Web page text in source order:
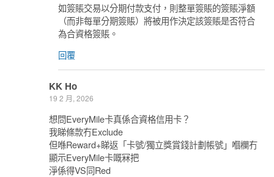
如簽賬交易以分期付款支付，則整單簽賬的簽賬淨額
（而非每單分期簽賬）將被用作決定該簽賬是否符合
為合資格簽賬。
回覆
KK Ho
19 2 月, 2026
想問EveryMile卡真係合資格信用卡？
我睇條款冇Exclude
但喺Reward+睇返「卡號/獨立獎賞錢計劃帳號」嗰欄冇
顯示EveryMile卡嘅冧把
淨係得VS同Red